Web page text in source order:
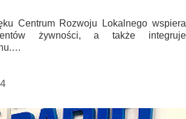
Centrum Rozwoju Lokalnego wspiera
żywności, a także integruje